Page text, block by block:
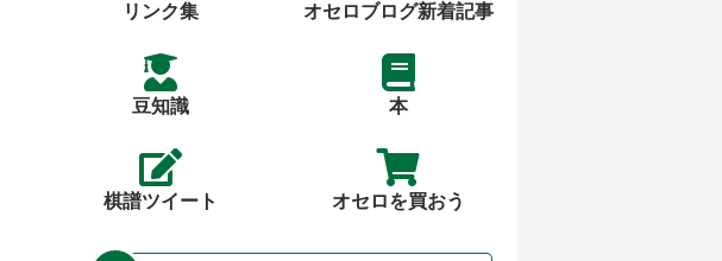
リンク集 オセロブログ新着記事
豆知識 本
棋譜ツイート オセロを買おう